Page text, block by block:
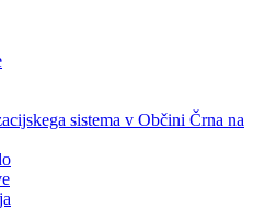
sistema v Občini Črna na